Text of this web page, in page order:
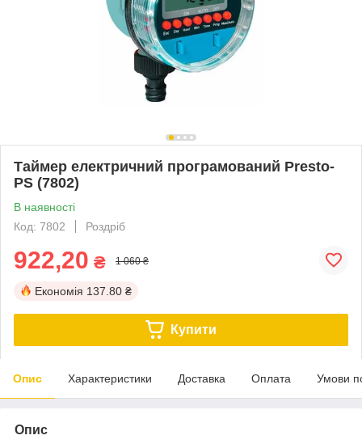
Таймер електричний програмований Presto-
PS (7802)
В наявності
Код: 7802
Роздріб
922,20 ₴ 1 060 ₴
Економія 137.80 ₴
Купити
Опис Характеристики Доставка Оплата Умови
Опис